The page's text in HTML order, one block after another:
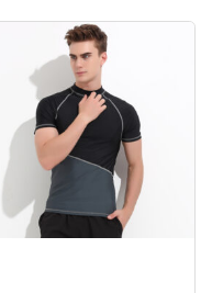
550,000₫.là: